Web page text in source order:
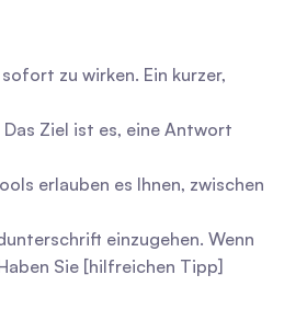
zu wirken. Ein kurzer,
Ziel ist es, eine Antwort
erlauben es Ihnen, zwischen
einzugehen. Wenn
Sie [hilfreichen Tipp]